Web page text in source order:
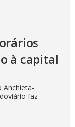
à capital
Anchieta-
faz